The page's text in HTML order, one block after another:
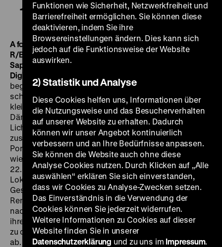
12:08 östlich von Bukarest
A fost sau n-a fost? /12:08 östlich von Bukarest RO 2006,
R/B: Corneliu Porumboiu, K: Marius Panduru, D: Ion
Sapdaru, Mircea Andreescu, Teodor Corban, 89'
DigiBeta, OmeU
beginnt Porumboius beglückend ironische, grausam
scharfsinnige und befreiend kluge Komödie im
kleinstädtischen Morgengrauen und endet in der
Dämmerung mit der Erleuchtung durch das elektrische
Licht. Film- und Realzeit fallen über weite Strecken
zusammen: 16 Jahre nach 1989 sind in V?slui,
Porumboius moldauischer Geburts- und Filmstadt,
wieder Weihnachtsvorbereitungen im Gange. Es ist der
22. Dezember und Jderescu, der einen schäbigen
Lokalsender betreibt, läßt den saufenden
Geschichtslehrer M?nescu und den verwahrlosten
Rentner Pi?coci ins Studio kommen, um live der Frage
nachzugehen, ob es eine Revolution gegeben habe in
ihrer Stadt. 12:08 sind die Koordinaten dieses Aktes,
zu diesem Zeitpunkt hob Ceau?escus Hubschrauber
ab. Nach 12:08 auf der Straße gewesen zu sein, war
Funktionen wie Sicherheit, Netzwerkfreiheit und
Barrierefreiheit ermöglichen. Sie können diese
deaktivieren, indem Sie ihre
Browsereinstellungen ändern. Dies kann sich
jedoch auf die Funktionsweise der Website
auswirken.
2) Statistik und Analyse
Diese Cookies helfen uns, Informationen über
die Nutzungsweise und das Besucherverhalten
auf unserer Website zu erhalten. Dadurch
können wir unser Angebot kontinuierlich
verbessern und an Ihre Bedürfnisse anpassen.
Sie können die Website auch ohne diese
Analyse Cookies nutzen. Durch Klicken auf „Alle
auswählen“ erklären Sie sich einverstanden,
dass wir Cookies zu Analyse-Zwecken setzen.
Das Einverständnis in die Verwendung der
Cookies können Sie jederzeit widerrufen.
Weitere Informationen zu Cookies auf dieser
Website finden Sie in unserer
Datenschutzerklärung und zu uns im Impressum.